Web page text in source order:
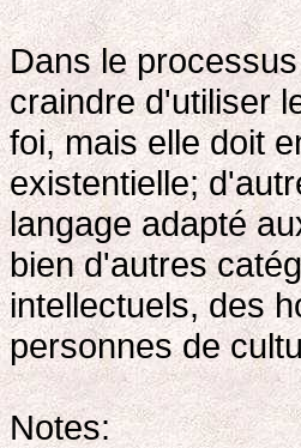
Dans le
craindre d'utiliser
foi, mais elle doit
existentielle;
langage adapté
bien d'autres
intellectuels, des
personnes de
Notes: